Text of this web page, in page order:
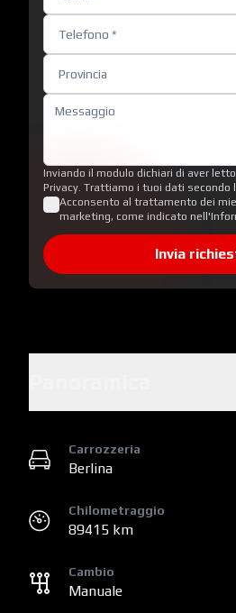
Inviando il modulo dichiari di aver
Privacy. Trattiamo i tuoi dati secondo
Acconsento al trattamento dei
marketing, come indicato
Invia
Carrozzeria
Berlina
Chilometraggio
89415 km
Cambio
Manuale